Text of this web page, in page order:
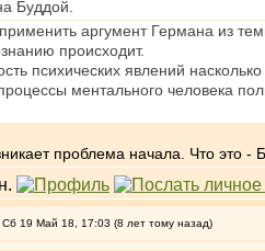
Буддой.
аргумент Германа из
происходит.
психических явлений
ментального человека
проблема начала. Что это
19 Май 18, 17:03 (8 лет тому назад)